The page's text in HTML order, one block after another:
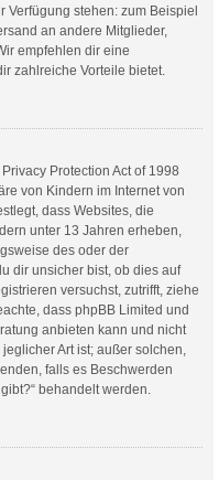
Verfügung stehen: zum Beispiel
an andere Mitglieder,
empfehlen dir eine
zahlreiche Vorteile bietet.
Protection Act of 1998
von Kindern im Internet von
dass Websites, die
unter 13 Jahren erheben,
des oder der
dir unsicher bist, ob dies auf
versuchst, zutrifft, ziehe
dass phpBB Limited und
anbieten kann und nicht
Art ist; außer solchen,
falls es Beschwerden
behandelt werden.